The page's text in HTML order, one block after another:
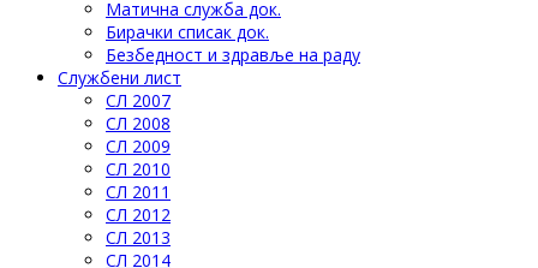
Матична служба док.
Бирачки списак док.
Безбедност и здравље на раду
Службени лист
СЛ 2007
СЛ 2008
СЛ 2009
СЛ 2010
СЛ 2011
СЛ 2012
СЛ 2013
СЛ 2014